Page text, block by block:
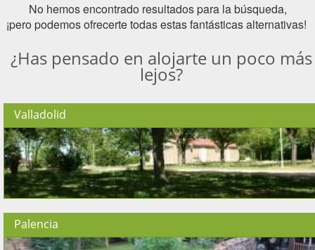
No hemos encontrado resultados para la búsqueda,
¡pero podemos ofrecerte todas estas fantásticas alternativas! ​
¿Has pensado en alojarte un poco más
lejos?
Valladolid
Palencia